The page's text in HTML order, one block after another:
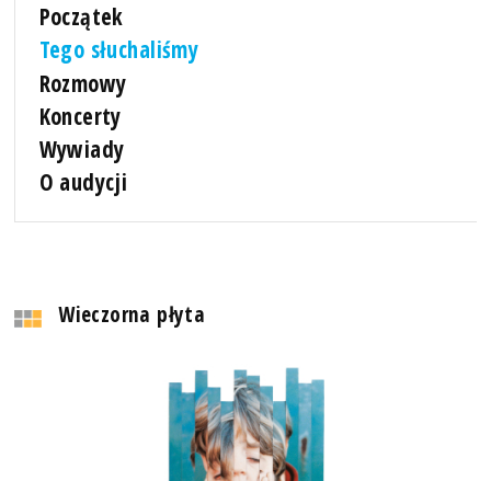
Początek
Tego słuchaliśmy
Rozmowy
Koncerty
Wywiady
O audycji
Wieczorna płyta